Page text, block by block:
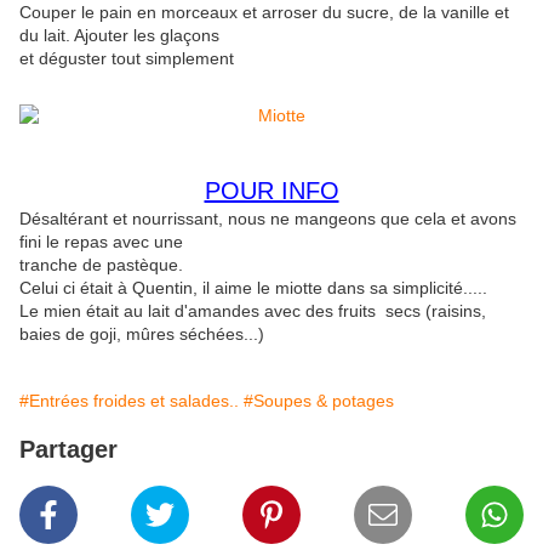
Couper le pain en morceaux et arroser du sucre, de la vanille et
du lait. Ajouter les glaçons
et déguster tout simplement
POUR INFO
Désaltérant et nourrissant, nous ne mangeons que cela et avons
fini le repas avec une
tranche de pastèque.
Celui ci était à Quentin, il aime le miotte dans sa simplicité.....
Le mien était au lait d'amandes avec des fruits secs (raisins,
baies de goji, mûres séchées...)
#Entrées froides et salades.. #Soupes & potages
Partager